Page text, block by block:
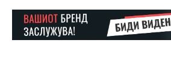
Full member access:
Etiam est nibh, lobortis sit